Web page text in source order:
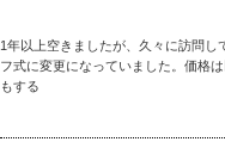
1年以上空きましたが、久々に訪問
フ式に変更になっていました。価格
もする